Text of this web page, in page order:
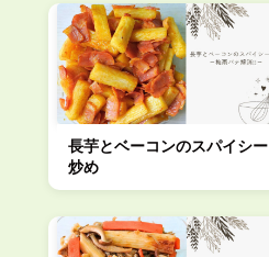
長芋とベーコンのスパイシー
炒め